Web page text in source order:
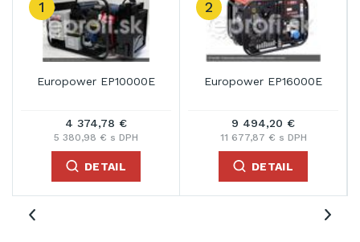
1
Europower EP10000E
4 374,78 €
5 380,98 € s DPH
DETAIL
2
Europower EP16000E
9 494,20 €
11 677,87 € s DPH
DETAIL